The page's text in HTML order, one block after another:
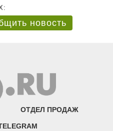
новость
ОТДЕЛ ПРОДАЖ